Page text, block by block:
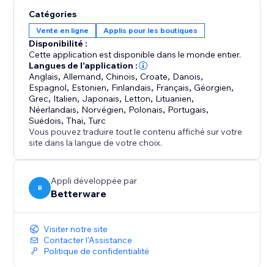
Catégories
Vente en ligne Applis pour les boutiques
Disponibilité :
Cette application est disponible dans le monde entier.
Langues de l'application :
Anglais, Allemand,Chinois,Croate, Danois,
Espagnol, Estonien, Finlandais, Français,Géorgien,
Grec, Italien, Japonais, Letton, Lituanien,
Néerlandais, Norvégien, Polonais, Portugais,
Suédois,Thaï,Turc
Vous pouvez traduire tout le contenu affiché sur votre
site dans la langue de votre choix.
B
Appli développée par
Betterware
Visiter notre site
Contacter l'Assistance
Politique de confidentialité